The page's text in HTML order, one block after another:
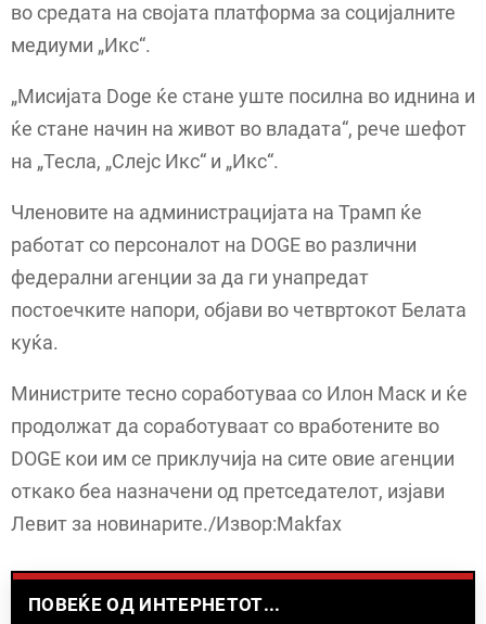
во средата на својата платформа за социјалните
медиуми „Икс“.
„Мисијата Doge ќе стане уште посилна во иднина и
ќе стане начин на живот во владата“, рече шефот
на „Тесла, „Слејс Икс“ и „Икс“.
Членовите на администрацијата на Трамп ќе
работат со персоналот на DOGE во различни
федерални агенции за да ги унапредат
постоечките напори, објави во четвртокот Белата
куќа.
Министрите тесно соработуваа со Илон Маск и ќе
продолжат да соработуваат со вработените во
DOGE кои им се приклучија на сите овие агенции
откако беа назначени од претседателот, изјави
Левит за новинарите./Извор:Makfax
ПОВЕЌЕ ОД ИНТЕРНЕТОТ...